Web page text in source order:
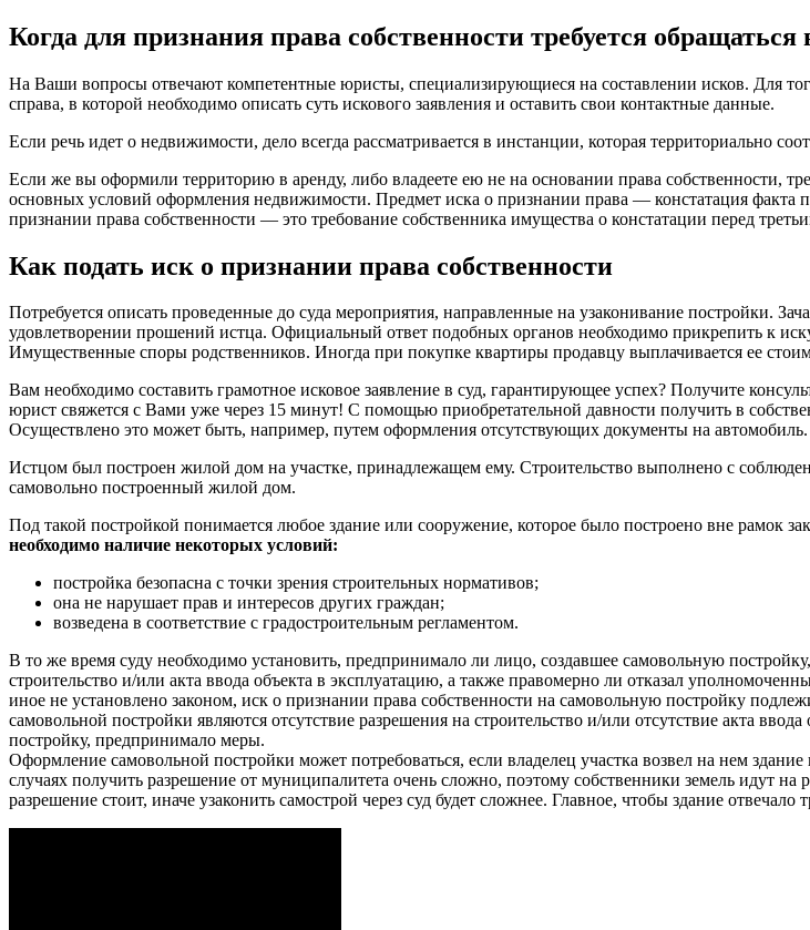
Когда для признания права собственности требуется обращаться
На Ваши вопросы отвечают компетентные юристы, специализирующиеся на составлении исков. Для
справа, в которой необходимо описать суть искового заявления и оставить свои контактные данные.
Если речь идет о недвижимости, дело всегда рассматривается в инстанции, которая территориально
Если же вы оформили территорию в аренду, либо владеете ею не на основании права собственности,
основных условий оформления недвижимости. Предмет иска о признании права — констатация факта
признании права собственности — это требование собственника имущества о констатации перед
Как подать иск о признании права собственности
Потребуется описать проведенные до суда мероприятия, направленные на узаконивание постройки.
удовлетворении прошений истца. Официальный ответ подобных органов необходимо прикрепить к
Имущественные споры родственников. Иногда при покупке квартиры продавцу выплачивается ее
Вам необходимо составить грамотное исковое заявление в суд, гарантирующее успех? Получите
юрист свяжется с Вами уже через 15 минут! С помощью приобретательной давности получить в
Осуществлено это может быть, например, путем оформления отсутствующих документы на автомобиль.
Истцом был построен жилой дом на участке, принадлежащем ему. Строительство выполнено с
самовольно построенный жилой дом.
Под такой постройкой понимается любое здание или сооружение, которое было построено вне рамок
необходимо наличие некоторых условий:
постройка безопасна с точки зрения строительных нормативов;
она не нарушает прав и интересов других граждан;
возведена в соответствие с градостроительным регламентом.
В то же время суду необходимо установить, предпринимало ли лицо, создавшее самовольную
строительство и/или акта ввода объекта в эксплуатацию, а также правомерно ли отказал
иное не установлено законом, иск о признании права собственности на самовольную постройку
самовольной постройки являются отсутствие разрешения на строительство и/или отсутствие акта
постройку, предпринимало меры.
Оформление самовольной постройки может потребоваться, если владелец участка возвел на нем
случаях получить разрешение от муниципалитета очень сложно, поэтому собственники земель идут
разрешение стоит, иначе узаконить самострой через суд будет сложнее. Главное, чтобы здание